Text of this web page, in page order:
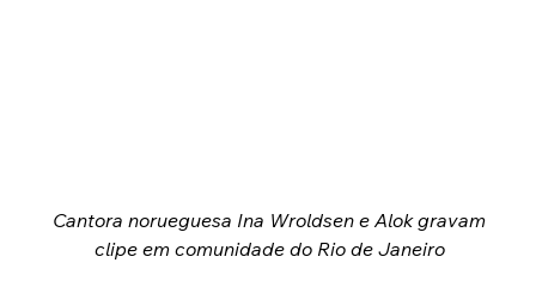
Cantora norueguesa Ina Wroldsen e Alok gravam
clipe em comunidade do Rio de Janeiro